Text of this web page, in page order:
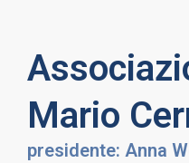
Mario
presidente: Anna